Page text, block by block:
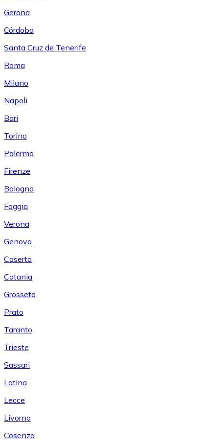
Gerona
Córdoba
Santa Cruz de Tenerife
Roma
Milano
Napoli
Bari
Torino
Palermo
Firenze
Bologna
Foggia
Verona
Genova
Caserta
Catania
Grosseto
Prato
Taranto
Trieste
Sassari
Latina
Lecce
Livorno
Cosenza